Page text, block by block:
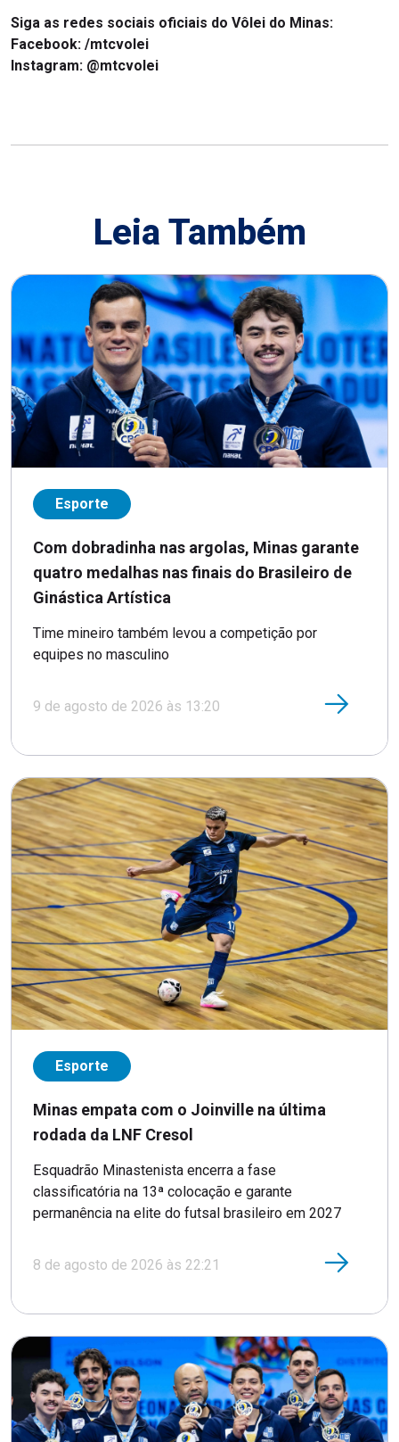
Siga as redes sociais oficiais do Vôlei do Minas:
Facebook: /mtcvolei
Instagram: @mtcvolei
Leia Também
Esporte
Com dobradinha nas argolas, Minas garante
quatro medalhas nas finais do Brasileiro de
Ginástica Artística
Time mineiro também levou a competição por
equipes no masculino
9 de agosto de 2026 às 13:20
Esporte
Minas empata com o Joinville na última
rodada da LNF Cresol
Esquadrão Minastenista encerra a fase
classificatória na 13ª colocação e garante
permanência na elite do futsal brasileiro em 2027
8 de agosto de 2026 às 22:21